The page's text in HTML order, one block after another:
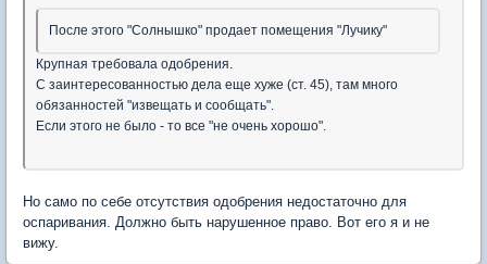
После этого "Солнышко" продает помещения "Лучику"
Крупная требовала одобрения.
С заинтересованностью дела еще хуже (ст. 45), там много
обязанностей "извещать и сообщать".
Если этого не было - то все "не очень хорошо".
Но само по себе отсутствия одобрения недостаточно для
оспаривания. Должно быть нарушенное право. Вот его я и не
вижу.